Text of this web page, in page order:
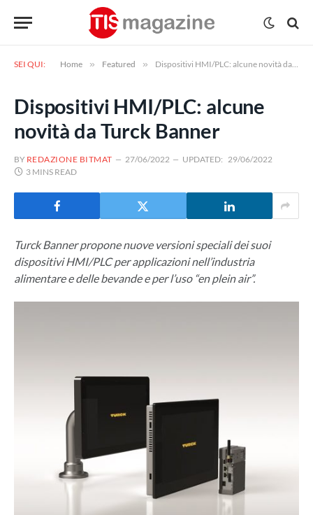
SEI QUI: Home » Featured » Dispositivi HMI/PLC: alcune novità da Turck Banner
Dispositivi HMI/PLC: alcune
novità da Turck Banner
BY REDAZIONE BITMAT 27/06/2022 UPDATED: 29/06/2022
3 MINS READ
Turck Banner propone nuove versioni speciali dei suoi
dispositivi HMI/PLC per applicazioni nell’industria
alimentare e delle bevande e per l’uso “en plein air”.